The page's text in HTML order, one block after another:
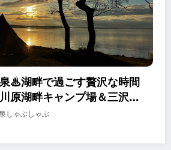
♨湖畔で過ごす贅沢な時間
原湖畔キャンプ場＆三沢市
しゃぶしゃぶ